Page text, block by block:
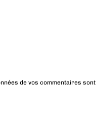
de vos commentaires sont